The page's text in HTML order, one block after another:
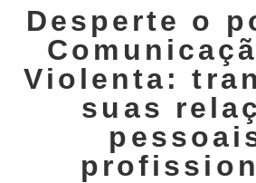
Desperte o
Violenta:
suas